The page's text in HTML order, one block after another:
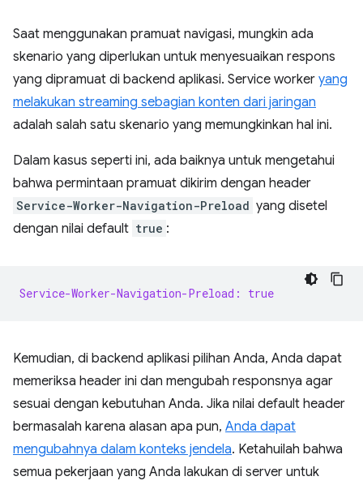
Saat menggunakan pramuat navigasi, mungkin ada
skenario yang diperlukan untuk menyesuaikan respons
yang dipramuat di backend aplikasi. Service worker yang
melakukan streaming sebagian konten dari jaringan
adalah salah satu skenario yang memungkinkan hal ini.
Dalam kasus seperti ini, ada baiknya untuk mengetahui
bahwa permintaan pramuat dikirim dengan header
Service-Worker-Navigation-Preload yang disetel
dengan nilai default true :
Service-Worker-Navigation-Preload: true
Kemudian, di backend aplikasi pilihan Anda, Anda dapat
memeriksa header ini dan mengubah responsnya agar
sesuai dengan kebutuhan Anda. Jika nilai default header
bermasalah karena alasan apa pun, Anda dapat
mengubahnya dalam konteks jendela. Ketahuilah bahwa
semua pekerjaan yang Anda lakukan di server untuk